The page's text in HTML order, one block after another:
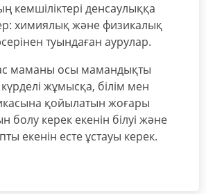
кемшіліктері денсаулыққа
химиялық және физикалық
туындаған аурулар.
маманы осы мамандықты
жұмысқа, білім мен
қойылатын жоғары
болу керек екенін білуі және
екенін есте ұстауы керек.